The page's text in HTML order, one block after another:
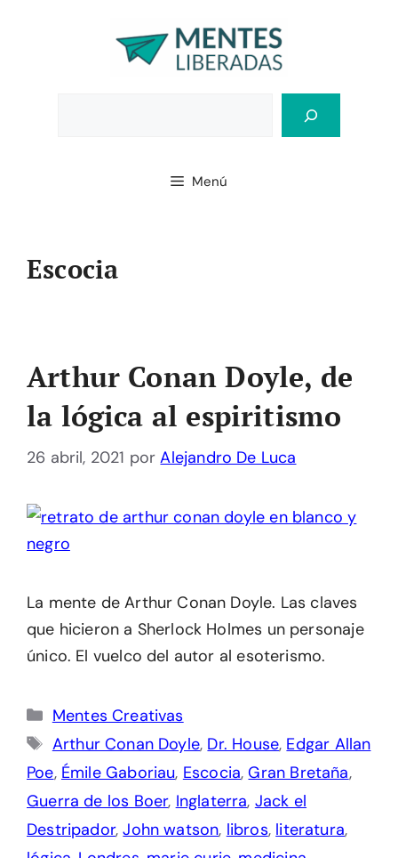
Menú
Escocia
Arthur Conan Doyle, de
la lógica al espiritismo
26 abril, 2021 porAlejandro De Luca
La mente de Arthur Conan Doyle. Las claves
que hicieron a Sherlock Holmes un personaje
único. El vuelco del autor al esoterismo.
Categorías
Mentes Creativas
Etiquetas
Arthur Conan Doyle, Dr. House, Edgar Allan
Poe, Émile Gaboriau, Escocia,Gran Bretaña,
Guerra de los Boer, Inglaterra, Jack el
Destripador,John watson, libros, literatura,